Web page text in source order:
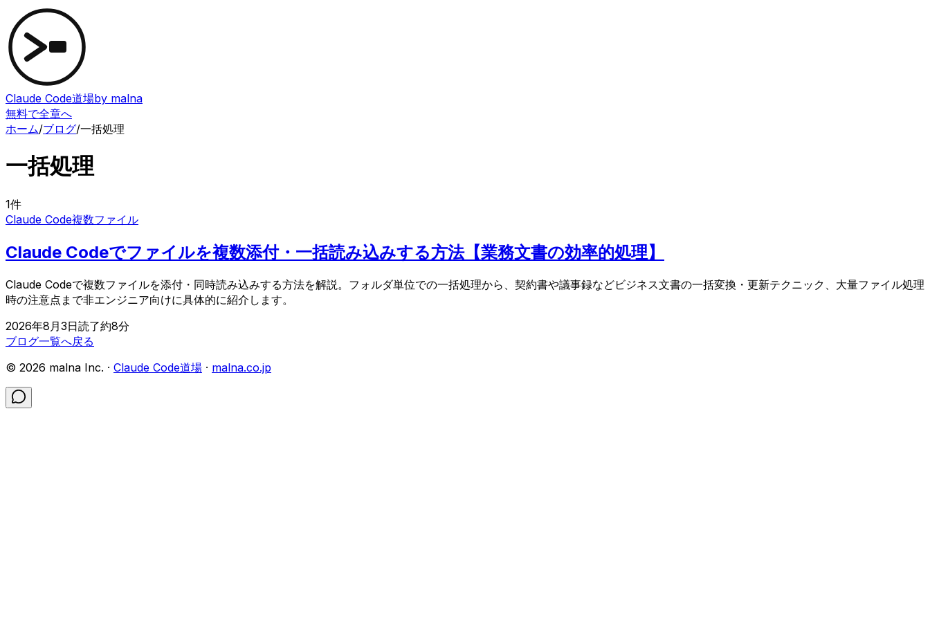
Claude Code道場by malna
無料で全章へ
ホーム/ブログ/一括処理
一括処理
1件
Claude Code複数ファイル
Claude Codeでファイルを複数添付・一括読み込みする方法【業務文書の効率的処理】
Claude Codeで複数ファイルを添付・同時読み込みする方法を解説。フォルダ単位での一括処理から、契約書や議事録などビジネス文書の一括変換・更新テクニック、大量ファイル処理
時の注意点まで非エンジニア向けに具体的に紹介します。
2026年8月3日読了約8分
ブログ一覧へ戻る
© 2026 malna Inc. · Claude Code道場 · malna.co.jp